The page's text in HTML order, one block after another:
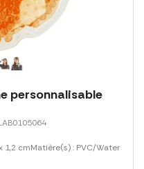
personnalisable
1,2 cmMatière(s) : PVC/Water